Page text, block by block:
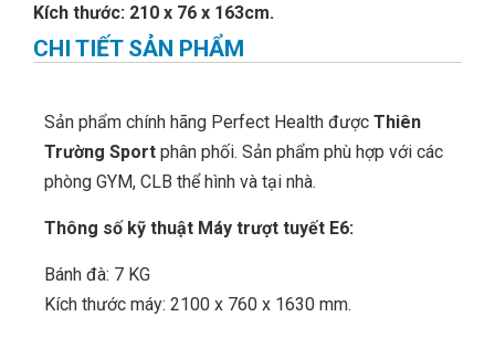
Kích thước: 210 x 76 x 163cm.
CHI TIẾT SẢN PHẨM
Sản phẩm chính hãng Perfect Health được Thiên
Trường Sport phân phối. Sản phẩm phù hợp với các
phòng GYM, CLB thể hình và tại nhà.
Thông số kỹ thuật Máy trượt tuyết E6:
Bánh đà: 7 KG
Kích thước máy: 2100 x 760 x 1630 mm.